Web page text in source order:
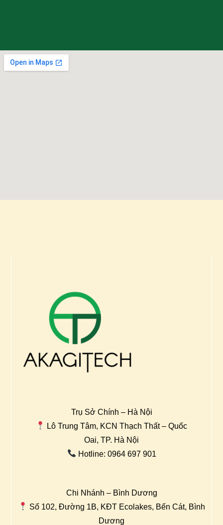
Trụ Sở Chính – Hà Nội
Lô Trung Tâm, KCN Thạch Thất – Quốc
Oai, TP. Hà Nội
Hotline: 0964 697 901
Chi Nhánh – Bình Dương
Số 102, Đường 1B, KĐT Ecolakes, Bến Cát, Bình
Dương